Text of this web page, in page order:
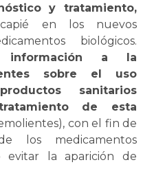
y tratamiento,
en los nuevos
biológicos.
información a la
sobre el uso
sanitarios
de esta
con el fin de
los medicamentos
evitar la aparición de